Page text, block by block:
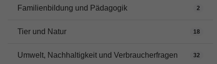
Familienbildung und Pädagogik 2
Tier und Natur 18
Umwelt, Nachhaltigkeit und Verbraucherfragen 32